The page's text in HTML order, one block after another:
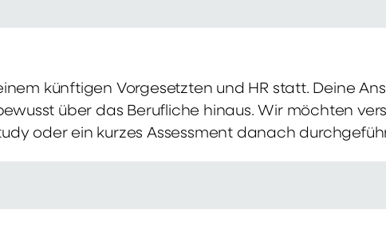
künftigen Vorgesetzten und HR statt. Deine
über das Berufliche hinaus. Wir möchten
oder ein kurzes Assessment danach